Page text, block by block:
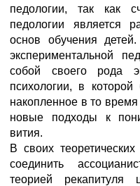
педологии, так как
педологии является
основ обучения
экспериментальной
собой своего рода
психологии, в
накопленное в то
новые подходы к
вития.
В своих
соединить
теорией рекапитуля